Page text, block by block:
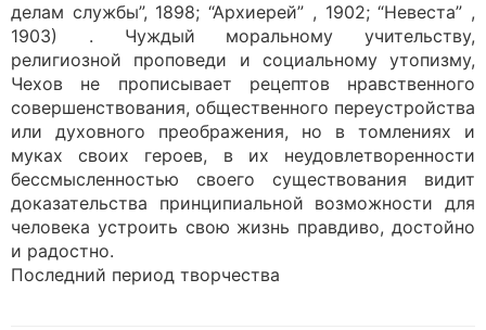
делам службы”, 1898; “Архиерей” , 1902; “Невеста” ,
1903) . Чуждый моральному учительству,
религиозной проповеди и социальному утопизму,
Чехов не прописывает рецептов нравственного
совершенствования, общественного переустройства
или духовного преображения, но в томлениях и
муках своих героев, в их неудовлетворенности
бессмысленностью своего существования видит
доказательства принципиальной возможности для
человека устроить свою жизнь правдиво, достойно
и радостно.
Последний период творчества